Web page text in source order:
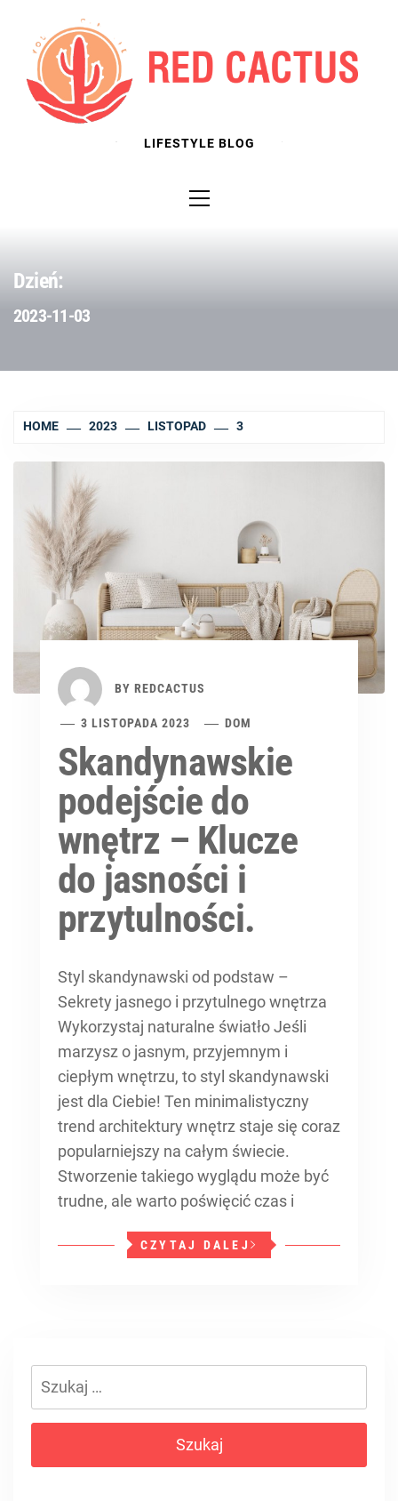
content
LIFESTYLE BLOG
Menu
Dzień:
2023-11-03
HOME 2023 LISTOPAD 3
BY REDCACTUS
3 LISTOPADA 2023 DOM
Skandynawskie
podejście do
wnętrz – Klucze
do jasności i
przytulności.
Styl skandynawski od podstaw –
Sekrety jasnego i przytulnego wnętrza
Wykorzystaj naturalne światło Jeśli
marzysz o jasnym, przyjemnym i
ciepłym wnętrzu, to styl skandynawski
jest dla Ciebie! Ten minimalistyczny
trend architektury wnętrz staje się coraz
popularniejszy na całym świecie.
Stworzenie takiego wyglądu może być
trudne, ale warto poświęcić czas i
CZYTAJ DALEJ
Szukaj: